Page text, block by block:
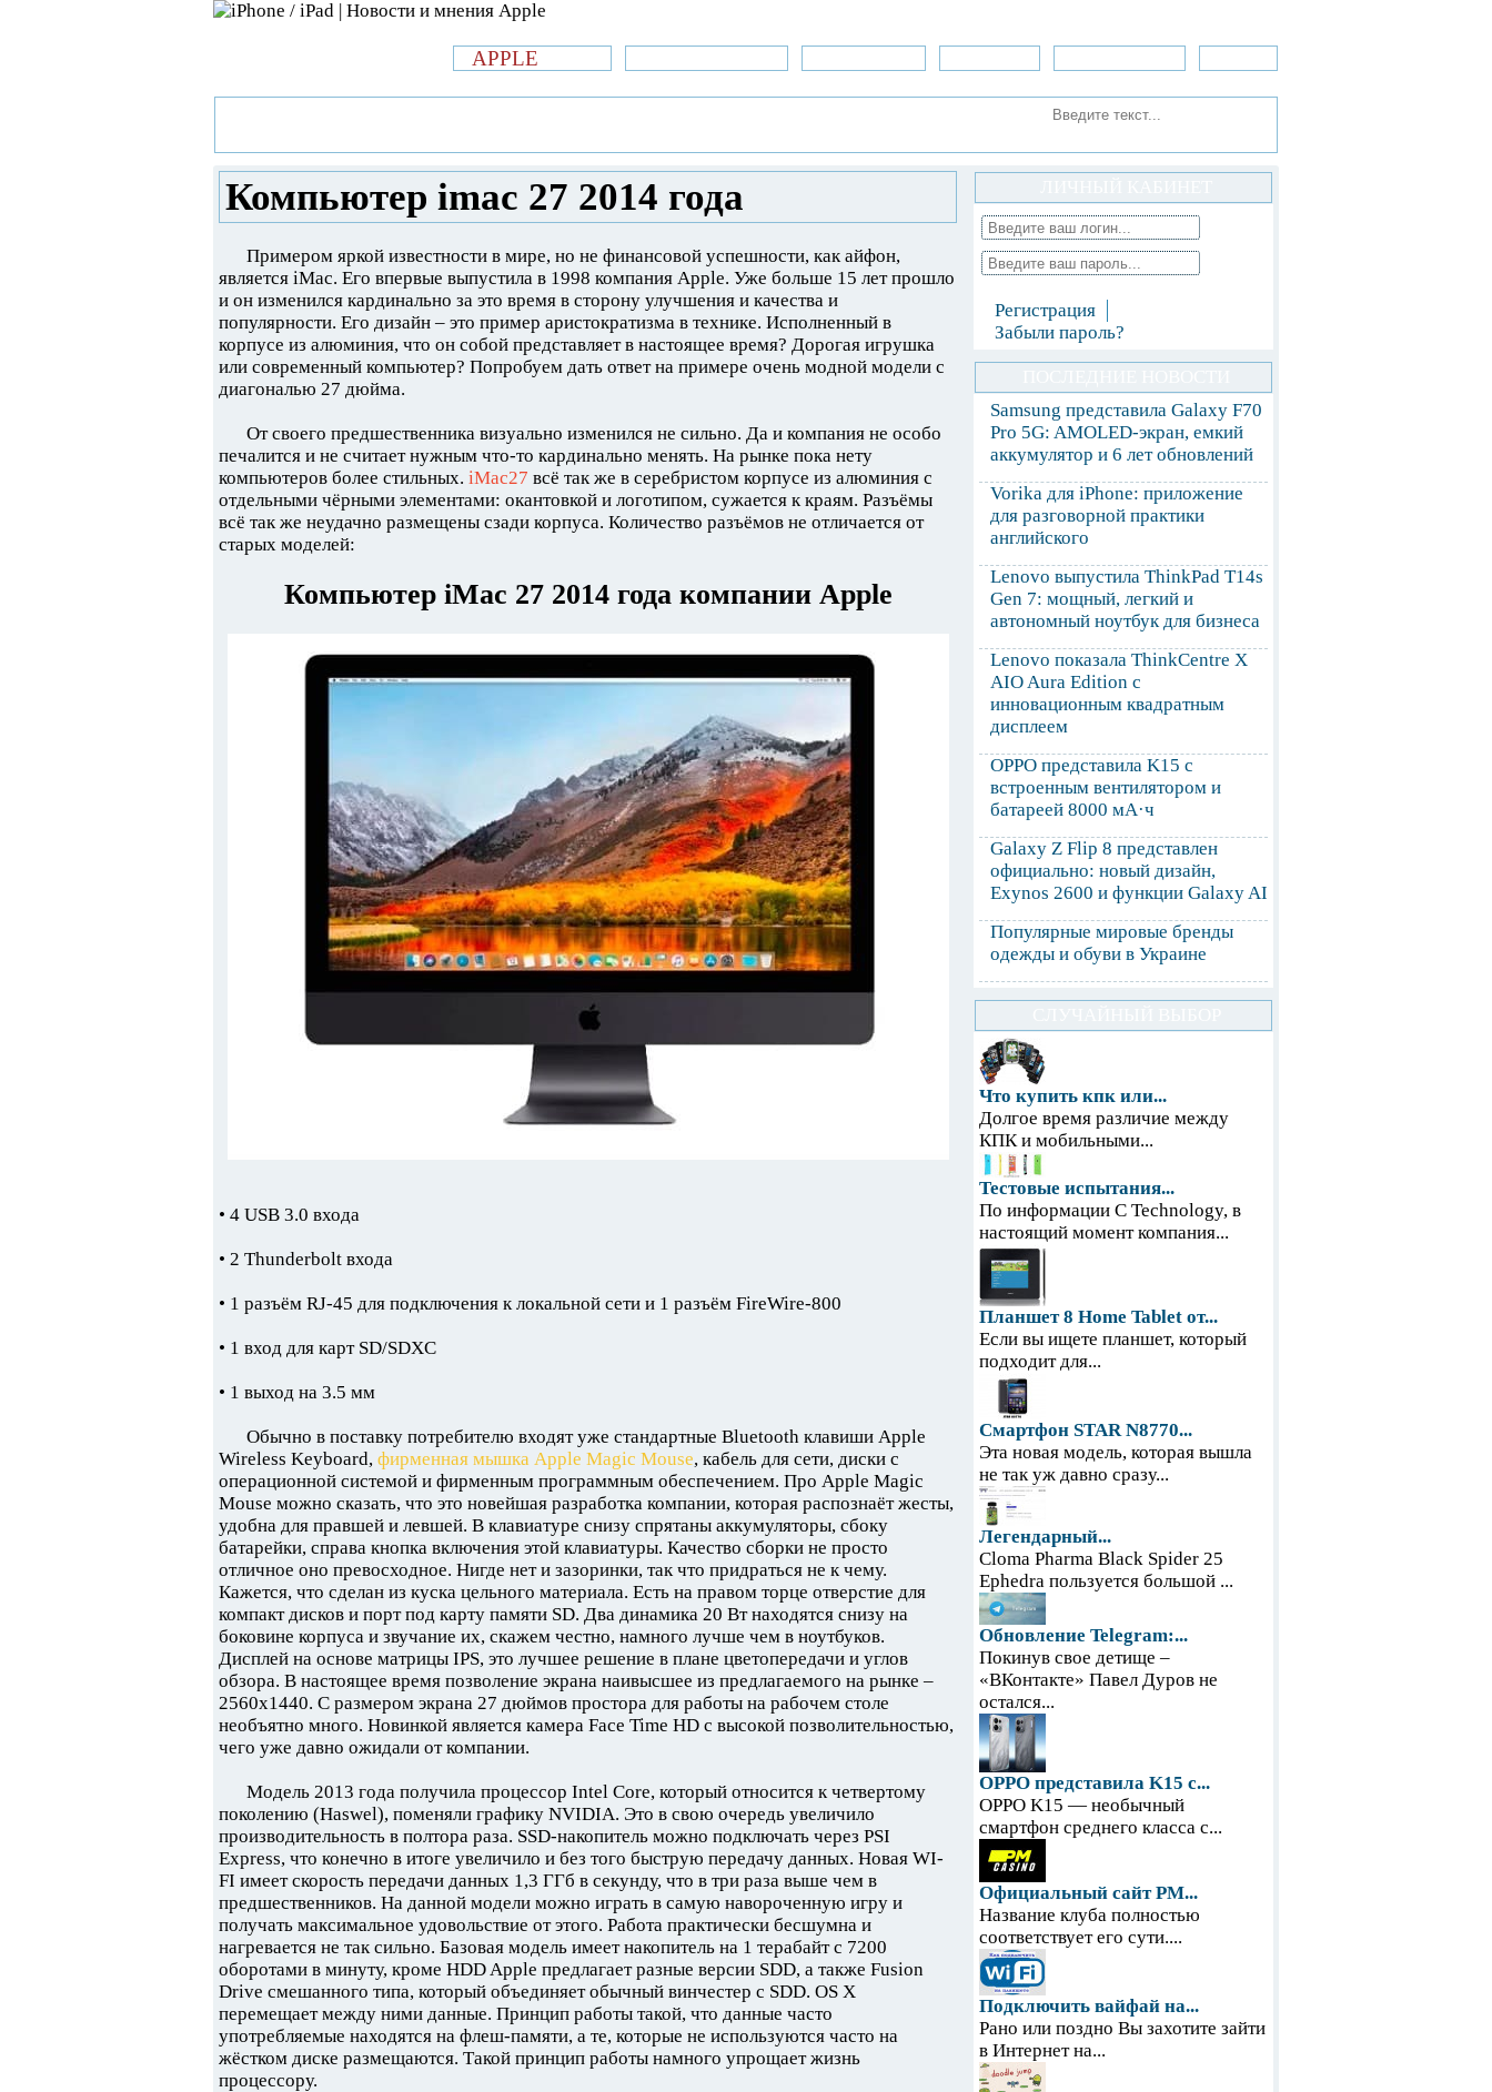
APPLE
Компьютер imac 27 2014 года
Примером яркой известности в мире, но не финансовой успешности, как айфон,
является iMac. Его впервые выпустила в 1998 компания Apple. Уже больше 15 лет прошло
и он изменился кардинально за это время в сторону улучшения и качества и
популярности. Его дизайн – это пример аристократизма в технике. Исполненный в
корпусе из алюминия, что он собой представляет в настоящее время? Дорогая игрушка
или современный компьютер? Попробуем дать ответ на примере очень модной модели с
диагональю 27 дюйма.
От своего предшественника визуально изменился не сильно. Да и компания не особо
печалится и не считает нужным что-то кардинально менять. На рынке пока нету
компьютеров более стильных. iMac27 всё так же в серебристом корпусе из алюминия с
отдельными чёрными элементами: окантовкой и логотипом, сужается к краям. Разъёмы
всё так же неудачно размещены сзади корпуса. Количество разъёмов не отличается от
старых моделей:
Компьютер iMac 27 2014 года компании Apple
• 4 USB 3.0 входа
• 2 Thunderbolt входа
• 1 разъём RJ-45 для подключения к локальной сети и 1 разъём FireWire-800
• 1 вход для карт SD/SDXC
• 1 выход на 3.5 мм
Обычно в поставку потребителю входят уже стандартные Bluetooth клавиши Apple
Wireless Keyboard, фирменная мышка Apple Magic Mouse, кабель для сети, диски с
операционной системой и фирменным программным обеспечением. Про Apple Magic
Mouse можно сказать, что это новейшая разработка компании, которая распознаёт жесты,
удобна для правшей и левшей. В клавиатуре снизу спрятаны аккумуляторы, сбоку
батарейки, справа кнопка включения этой клавиатуры. Качество сборки не просто
отличное оно превосходное. Нигде нет и зазоринки, так что придраться не к чему.
Кажется, что сделан из куска цельного материала. Есть на правом торце отверстие для
компакт дисков и порт под карту памяти SD. Два динамика 20 Вт находятся снизу на
боковине корпуса и звучание их, скажем честно, намного лучше чем в ноутбуков.
Дисплей на основе матрицы IPS, это лучшее решение в плане цветопередачи и углов
обзора. В настоящее время позволение экрана наивысшее из предлагаемого на рынке –
2560х1440. С размером экрана 27 дюймов простора для работы на рабочем столе
необъятно много. Новинкой является камера Face Time HD с высокой позволительностью,
чего уже давно ожидали от компании.
Модель 2013 года получила процессор Intel Core, который относится к четвертому
поколению (Haswel), поменяли графику NVIDIА. Это в свою очередь увеличило
производительность в полтора раза. SSD-накопитель можно подключать через PSI
Express, что конечно в итоге увеличило и без того быструю передачу данных. Новая WI-
FI имеет скорость передачи данных 1,3 ГГб в секунду, что в три раза выше чем в
предшественников. На данной модели можно играть в самую навороченную игру и
получать максимальное удовольствие от этого. Работа практически бесшумна и
нагревается не так сильно. Базовая модель имеет накопитель на 1 терабайт с 7200
оборотами в минуту, кроме HDD Apple предлагает разные версии SDD, а также Fusion
Drive смешанного типа, который объединяет обычный винчестер с SDD. OS X
перемещает между ними данные. Принцип работы такой, что данные часто
употребляемые находятся на флеш-памяти, а те, которые не используются часто на
жёстком диске размещаются. Такой принцип работы намного упрощает жизнь
процессору.
Регистрация
Забыли пароль?
Samsung представила Galaxy F70
Pro 5G: AMOLED-экран, емкий
аккумулятор и 6 лет обновлений
Vorika для iPhone: приложение
для разговорной практики
английского
Lenovo выпустила ThinkPad T14s
Gen 7: мощный, легкий и
автономный ноутбук для бизнеса
Lenovo показала ThinkCentre X
AIO Aura Edition с
инновационным квадратным
дисплеем
OPPO представила K15 с
встроенным вентилятором и
батареей 8000 мА·ч
Galaxy Z Flip 8 представлен
официально: новый дизайн,
Exynos 2600 и функции Galaxy AI
Популярные мировые бренды
одежды и обуви в Украине
Что купить кпк или...
Долгое время различие между
КПК и мобильными...
Тестовые испытания...
По информации С Technology, в
настоящий момент компания...
Планшет 8 Home Tablet от...
Если вы ищете планшет, который
подходит для...
Смартфон STAR N8770...
Эта новая модель, которая вышла
не так уж давно сразу...
Легендарный...
Cloma Pharma Black Spider 25
Ephedra пользуется большой ...
Обновление Telegram:...
Покинув свое детище –
«ВКонтакте» Павел Дуров не
остался...
OPPO представила K15 с...
OPPO K15 — необычный
смартфон среднего класса с...
Официальный сайт PM...
Название клуба полностью
соответствует его сути....
Подключить вайфай на...
Рано или поздно Вы захотите зайти
в Интернет на...